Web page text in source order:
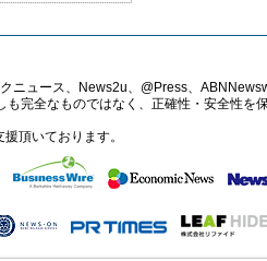
ニュース、News2u、@Press、
完全なものではなく、正確性・安全性を
頂いております。